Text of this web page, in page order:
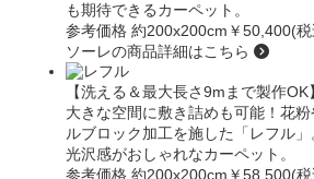
も期待できるカーペット。
参考価格 約200x200cm ￥50,400(
ソーレの商品詳細はこちら
【洗える＆最大長さ9mまで製作OK】
大きな空間に敷き詰めも可能！花
ルブロック加工を施した
「レフル」
光沢感がおしゃれなカーペット。
参考価格 約200x200cm ￥58,500(